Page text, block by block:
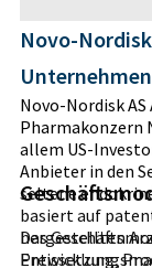
Novo-
Novo-Nordisk
Pharmakonzern
allem US-
Anbieter in den
seltene
basiert auf
hergestellten
Das
Entwicklung,